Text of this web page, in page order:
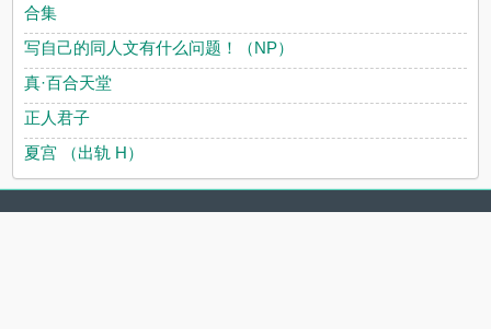
合集
写自己的同人文有什么问题！（NP）
真·百合天堂
正人君子
夏宫 （出轨 H）